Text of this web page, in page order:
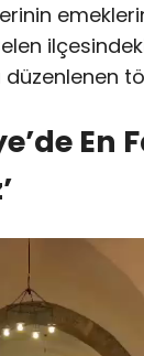
düzenlenen
En